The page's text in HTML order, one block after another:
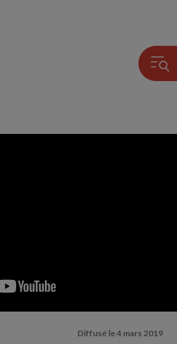
Diffusé le4 mars 2019